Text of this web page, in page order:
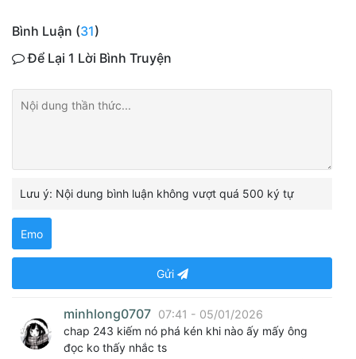
Bình Luận (31)
Để Lại 1 Lời Bình Truyện
Lưu ý: Nội dung bình luận không vượt quá 500 ký tự
Emo
Gửi
minhlong0707 07:41 - 05/01/2026
chap 243 kiếm nó phá kén khi nào ấy mấy ông
đọc ko thấy nhắc ts